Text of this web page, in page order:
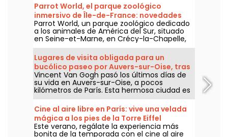
Parrot World, el parque zoológico
inmersivo de Île-de-France: novedades
para 2026
Parrot World, un parque zoológico dedicado
a los animales de América del Sur, situado
en Seine-et-Marne, en Crécy-la-Chapelle,
abrirá sus puertas a partir del 7 de febrero
de 2026. Si aún no has visitado este
zoológico, allí te esperan jaguares, pingüinos
y coloridos loros que vuelan en una de las
mayores aviarios de Europa, además de
opciones de alojamiento en lodges para
dormir muy cerca de los animales. Un
espacio exótico y respetuoso con el medio
ambiente que encanta tanto a niños como
a adultos.
Lugares de visita obligada para un
bucólico paseo por Auvers-sur-Oise, tras
las huellas de Van Gogh
Vincent Van Gogh pasó los últimos días de
su vida en Auvers-sur-Oise, a pocos
kilómetros de París. Esta hermosa ciudad es
el lugar perfecto para pasear tras las huellas
de uno de los pintores más famosos del
mundo. Van Gogh, al igual que la ciudad de
Auvers, aún tiene muchos secretos que
desvelar...
Cine al aire libre en París: vive una velada
mágica a los pies de la Torre Eiffel
Este verano, regálate la experiencia más
bonita de la temporada con el cine al aire